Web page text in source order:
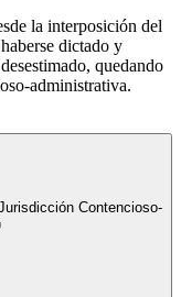
la interposición del
dictado y
quedando
administrativa.
Contencioso-